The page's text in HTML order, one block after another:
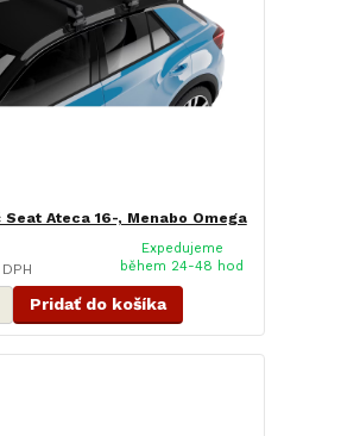
Ateca 16-, Menabo Omega
Expedujeme
během 24-48 hod
Pridať do košíka